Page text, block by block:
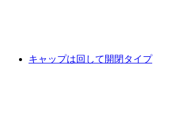
キャップは回して開閉タイプ